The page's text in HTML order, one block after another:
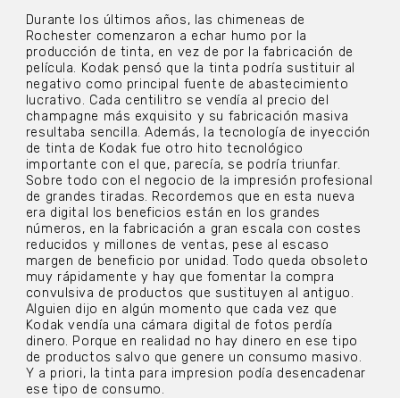
Durante los últimos años, las chimeneas de
Rochester comenzaron a echar humo por la
producción de tinta, en vez de por la fabricación de
película. Kodak pensó que la tinta podría sustituir al
negativo como principal fuente de abastecimiento
lucrativo. Cada centilitro se vendía al precio del
champagne más exquisito y su fabricación masiva
resultaba sencilla. Además, la tecnología de inyección
de tinta de Kodak fue otro hito tecnológico
importante con el que, parecía, se podría triunfar.
Sobre todo con el negocio de la impresión profesional
de grandes tiradas. Recordemos que en esta nueva
era digital los beneficios están en los grandes
números, en la fabricación a gran escala con costes
reducidos y millones de ventas, pese al escaso
margen de beneficio por unidad. Todo queda obsoleto
muy rápidamente y hay que fomentar la compra
convulsiva de productos que sustituyen al antiguo.
Alguien dijo en algún momento que cada vez que
Kodak vendía una cámara digital de fotos perdía
dinero. Porque en realidad no hay dinero en ese tipo
de productos salvo que genere un consumo masivo.
Y a priori, la tinta para impresion podía desencadenar
ese tipo de consumo.